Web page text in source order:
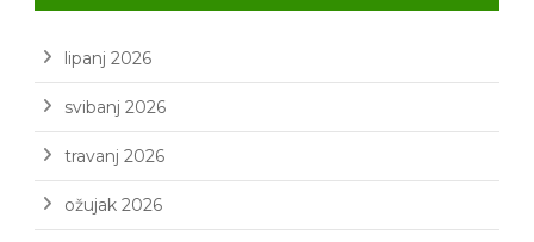
lipanj 2026
svibanj 2026
travanj 2026
ožujak 2026